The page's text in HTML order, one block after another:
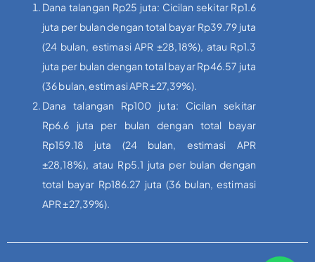
Dana talangan Rp25 juta: Cicilan sekitar Rp1.6
juta per bulan dengan total bayar Rp39.79 juta
(24 bulan, estimasi APR ±28,18%), atau Rp1.3
juta per bulan dengan total bayar Rp46.57 juta
(36 bulan, estimasi APR ±27,39%).
Dana talangan Rp100 juta: Cicilan sekitar
Rp6.6 juta per bulan dengan total bayar
Rp159.18 juta (24 bulan, estimasi APR
±28,18%), atau Rp5.1 juta per bulan dengan
total bayar Rp186.27 juta (36 bulan, estimasi
APR ±27,39%).